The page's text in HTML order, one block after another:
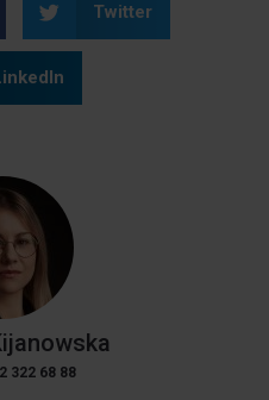
Twitter
322 68 88